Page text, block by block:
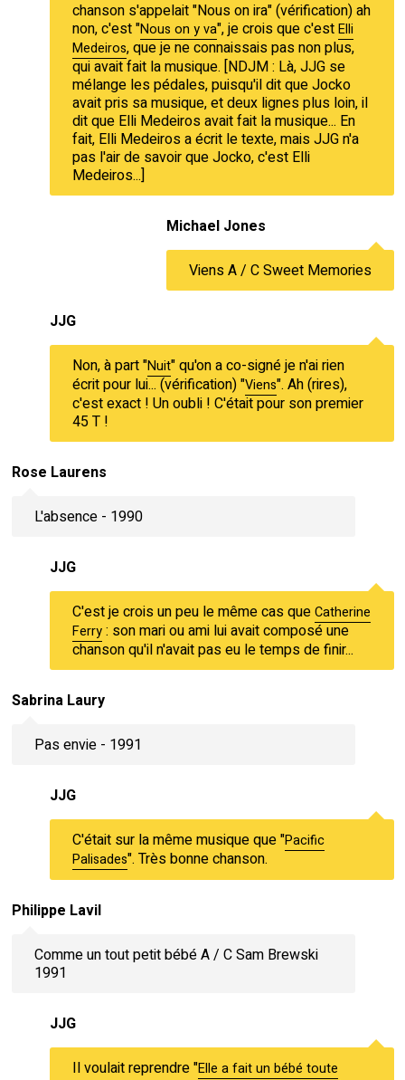
chanson s'appelait "Nous on ira" (vérification) ah
non, c'est "Nous on y va", je crois que c'estElli
Medeiros, que je ne connaissais pas non plus,
qui avait fait la musique. [NDJM : Là, JJG se
mélange les pédales, puisqu'il dit que Jocko
avait pris sa musique, et deux lignes plus loin, il
dit que Elli Medeiros avait fait la musique... En
fait, Elli Medeiros a écrit le texte, mais JJG n'a
pas l'air de savoir que Jocko, c'est Elli
Medeiros...]
Michael Jones
Viens A / C Sweet Memories
JJG
Non, à part "Nuit" qu'on a co-signé je n'ai rien
écrit pour lui... (vérification) "Viens". Ah (rires),
c'est exact ! Un oubli ! C'était pour son premier
45 T !
Rose Laurens
L'absence - 1990
JJG
C'est je crois un peu le même cas queCatherine
Ferry: son mari ou ami lui avait composé une
chanson qu'il n'avait pas eu le temps de finir...
Sabrina Laury
Pas envie - 1991
JJG
C'était sur la même musique que "Pacific
Palisades". Très bonne chanson.
Philippe Lavil
Comme un tout petit bébé A / C Sam Brewski
1991
JJG
Il voulait reprendre "Elle a fait un bébé toute